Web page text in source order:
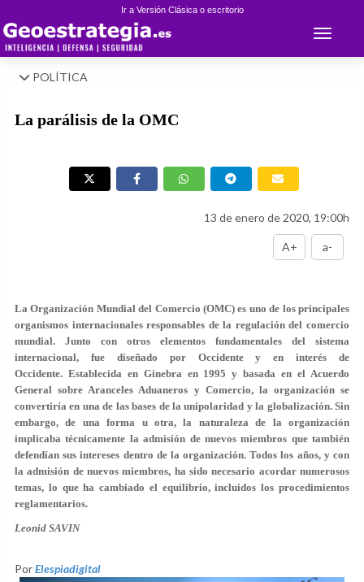
Ir a Versión Clásica o escritorio
Toggle
POLÍTICA
La parálisis de la OMC
13 de enero de 2020, 19:00h
A+ a-
La Organización Mundial del Comercio (OMC) es uno de los principales
organismos internacionales responsables de la regulación del comercio
mundial. Junto con otros elementos fundamentales del sistema
internacional, fue diseñado por Occidente y en interés de
Occidente. Establecida en Ginebra en 1995 y basada en el Acuerdo
General sobre Aranceles Aduaneros y Comercio, la organización se
convertiría en una de las bases de la unipolaridad y la globalización. Sin
embargo, de una forma u otra, la naturaleza de la organización
implicaba técnicamente la admisión de nuevos miembros que también
defendían sus intereses dentro de la organización. Todos los años, y con
la admisión de nuevos miembros, ha sido necesario acordar numerosos
temas, lo que ha cambiado el equilibrio, incluidos los procedimientos
reglamentarios.
Leonid SAVIN
PorElespiadigital